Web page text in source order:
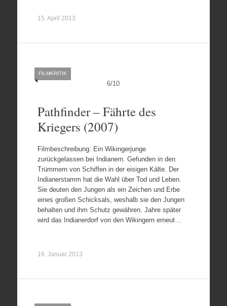
15. April 2013
6/10
FILMKRITIK
Pathfinder – Fährte des
Kriegers (2007)
Filmbeschreibung: Ein Wikingerjunge
zurückgelassen bei Indianern. Gefunden in den
Trümmern von Schiffen in der eisigen Kälte. Der
Indianerstamm hat die Wahl über Tod und Leben.
Sie deuten den Jungen als ein Zeichen und Erbe
eines großen Schicksals, weshalb sie den Jungen
behalten und ihm Schutz gewähren. Jahre später
wird das Indianerdorf von den Wikingern erneut…
16. Januar 2013